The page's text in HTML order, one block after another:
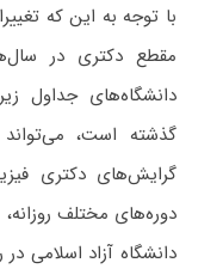
با توجه به این که
مقطع دکتری در
دانشگاه‌های جداول
گذشته است،
گرایش‌های دکتری
دوره‌های مختلف روزانه،
دانشگاه آزاد اﺳﻼمی